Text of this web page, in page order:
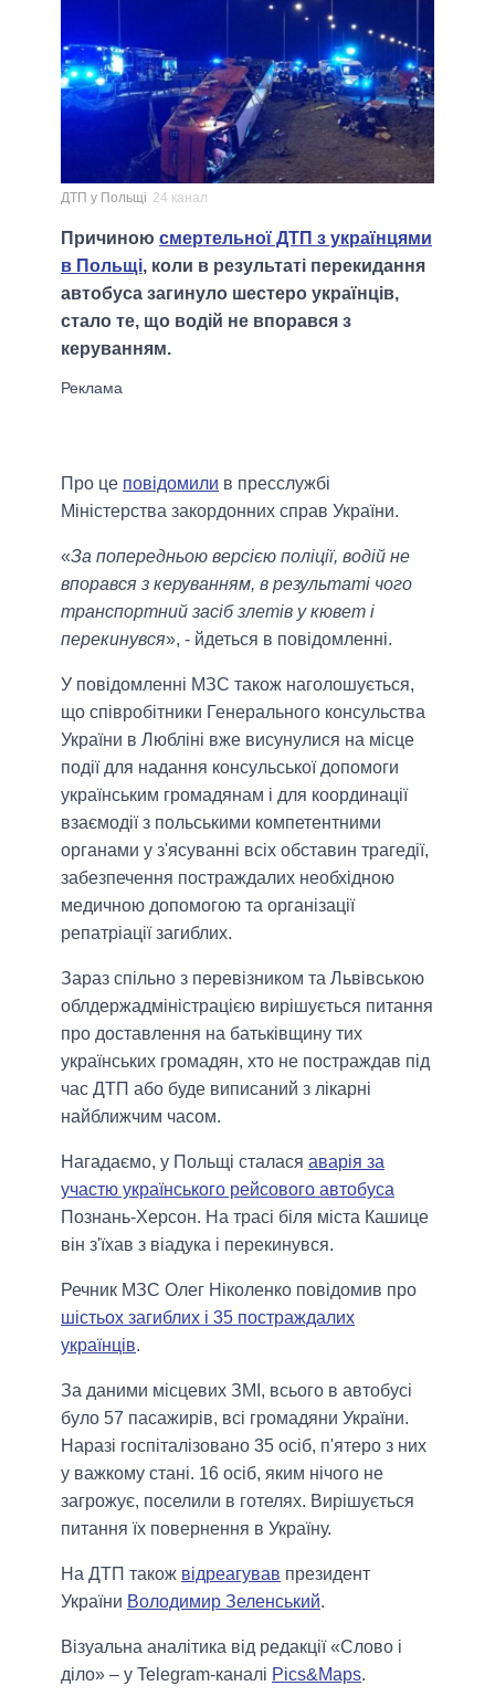
ДТП у Польщі 24 канал
Причиною смертельної ДТП з українцями
в Польщі, коли в результаті перекидання
автобуса загинуло шестеро українців,
стало те, що водій не впорався з
керуванням.
Про це повідомили в пресслужбі
Міністерства закордонних справ України.
«За попередньою версією поліції, водій не
впорався з керуванням, в результаті чого
транспортний засіб злетів у кювет і
перекинувся», - йдеться в повідомленні.
У повідомленні МЗС також наголошується,
що співробітники Генерального консульства
України в Любліні вже висунулися на місце
події для надання консульської допомоги
українським громадянам і для координації
взаємодії з польськими компетентними
органами у з'ясуванні всіх обставин трагедії,
забезпечення постраждалих необхідною
медичною допомогою та організації
репатріації загиблих.
Зараз спільно з перевізником та Львівською
облдержадміністрацією вирішується питання
про доставлення на батьківщину тих
українських громадян, хто не постраждав під
час ДТП або буде виписаний з лікарні
найближчим часом.
Нагадаємо, у Польщі сталася аварія за
участю українського рейсового автобуса
Познань-Херсон. На трасі біля міста Кашице
він з'їхав з віадука і перекинувся.
Речник МЗС Олег Ніколенко повідомив про
шістьох загиблих і 35 постраждалих
українців.
За даними місцевих ЗМІ, всього в автобусі
було 57 пасажирів, всі громадяни України.
Наразі госпіталізовано 35 осіб, п'ятеро з них
у важкому стані. 16 осіб, яким нічого не
загрожує, поселили в готелях. Вирішується
питання їх повернення в Україну.
На ДТП також відреагував президент
України Володимир Зеленський.
Візуальна аналітика від редакції «Слово і
діло» – у Telegram-каналі Pics&Maps.